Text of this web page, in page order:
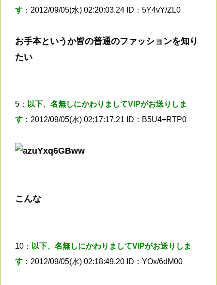
す ：2012/09/05(水) 02:20:03.24 ID：5Y4vY/ZL0
お手本というか皆の普通のファッションを知り
たい
5： 以下、名無しにかわりましてVIPがお送りしま
す ：2012/09/05(水) 02:17:17.21 ID：B5U4+RTP0
こんな
10： 以下、名無しにかわりましてVIPがお送りしま
す ：2012/09/05(水) 02:18:49.20 ID：YOx/6dM00